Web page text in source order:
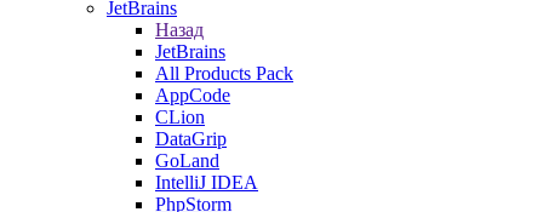
JetBrains
Назад
JetBrains
All Products Pack
AppCode
CLion
DataGrip
GoLand
IntelliJ IDEA
PhpStorm